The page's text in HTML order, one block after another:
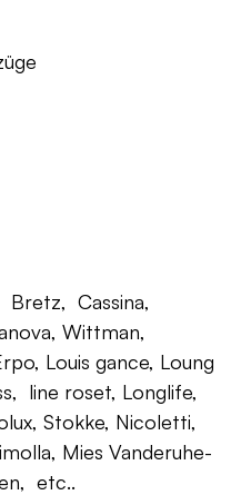
Cassina,
Wittman,
Louis gance, Loung
line roset, Longlife,
Stokke, Nicoletti,
Mies Vanderuhe-
etc..